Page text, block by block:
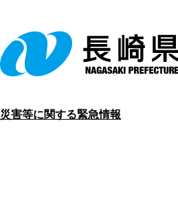
災害等に関する緊急情報